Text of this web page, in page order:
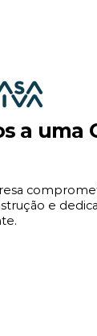
a uma
e